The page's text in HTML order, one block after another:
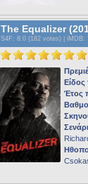
The Equalizer
S4F : 8.0 (182 votes) | iMDB:
Είδος
Έτος